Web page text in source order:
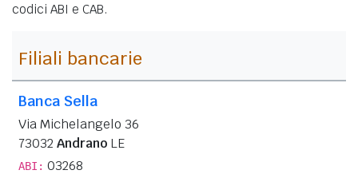
codici ABI e CAB.
Filiali bancarie
Banca Sella
Via Michelangelo 36
73032 Andrano LE
ABI: 03268